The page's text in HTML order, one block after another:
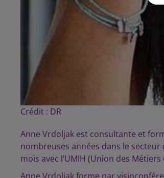
Crédit : DR
Anne Vrdoljak est consultante et
nombreuses années dans le
mois avec l’UMIH (Union des